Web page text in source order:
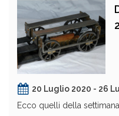
20 Luglio 2020 - 26
Ecco quelli della